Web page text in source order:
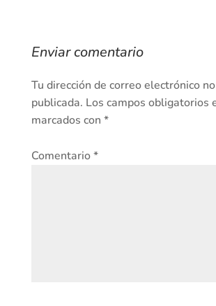
Enviar comentario
Tu dirección de correo electrónico
publicada. Los campos obligatorios
marcados con *
Comentario*